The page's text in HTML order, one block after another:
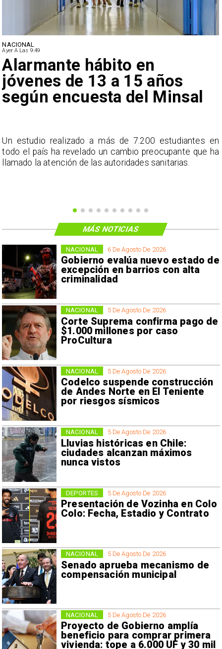
NACIONAL
Ayer A Las 9:49
Alarmante hábito en
jóvenes de 13 a 15 años
según encuesta del Minsal
Un estudio realizado a más de 7.200 estudiantes en
todo el país ha revelado un cambio preocupante que ha
llamado la atención de las autoridades sanitarias.
6 De Agosto De 2026
Gobierno evalúa nuevo estado de
excepción en barrios con alta
criminalidad
NACIONAL
5 De Agosto De 2026
Corte Suprema confirma pago de
$1.000 millones por caso
ProCultura
NACIONAL
5 De Agosto De 2026
Codelco suspende construcción
de Andes Norte en El Teniente
por riesgos sísmicos
NACIONAL
5 De Agosto De 2026
Lluvias históricas en Chile:
ciudades alcanzan máximos
nunca vistos
NACIONAL
5 De Agosto De 2026
Presentación de Vozinha en Colo
Colo: Fecha, Estadio y Contrato
DEPORTES
5 De Agosto De 2026
Senado aprueba mecanismo de
compensación municipal
NACIONAL
5 De Agosto De 2026
Proyecto de Gobierno amplía
beneficio para comprar primera
vivienda: tope a 6.000 UF y 30 mil
NACIONAL
MÁS NOTICIAS